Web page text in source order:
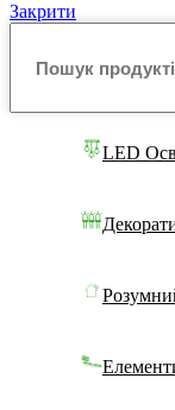
Закрити
LED